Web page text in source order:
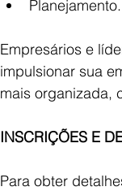
Planejamento.
Empresários e
impulsionar sua
mais organizada,
INSCRIÇÕES E
Para obter